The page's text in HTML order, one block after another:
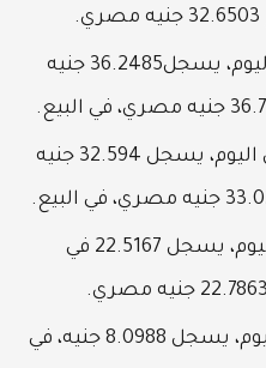
سعر الجنيه الإسترليني اليوم، يسجل36.2485 جنيه
سعر الفرنك السويسري اليوم، يسجل 32.594 جنيه
سعر الـ 100 ين الياباني اليوم، يسجل 22.5167 في
سعر الريال السعودي اليوم، يسجل 8.0988 جنيه، في